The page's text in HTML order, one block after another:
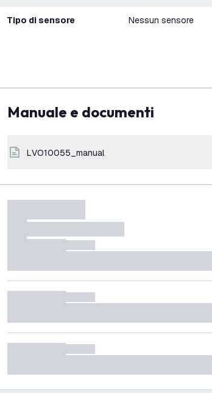
Tipo di sensore Nessun sensore
Manuale e documenti
LVO10055_manual